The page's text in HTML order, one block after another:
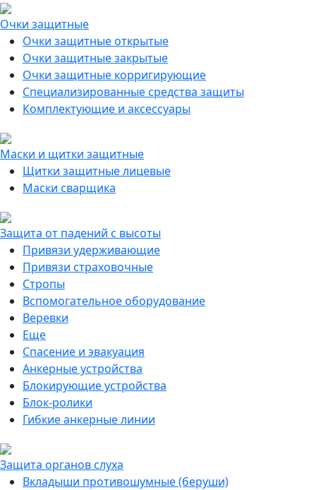
Очки защитные
Очки защитные открытые
Очки защитные закрытые
Очки защитные корригирующие
Специализированные средства защиты
Комплектующие и аксессуары
Маски и щитки защитные
Щитки защитные лицевые
Маски сварщика
Защита от падений с высоты
Привязи удерживающие
Привязи страховочные
Стропы
Вспомогательное оборудование
Веревки
Еще
Спасение и эвакуация
Анкерные устройства
Блокирующие устройства
Блок-ролики
Гибкие анкерные линии
Защита органов слуха
Вкладыши противошумные (беруши)